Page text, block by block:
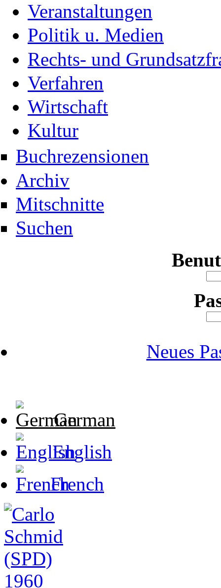
Veranstaltungen
Politik u. Medien
Rechts- und
Verfahren
Wirtschaft
Kultur
Buchrezensionen
Archiv
Mitschnitte
Suchen
Neues
German
English
French